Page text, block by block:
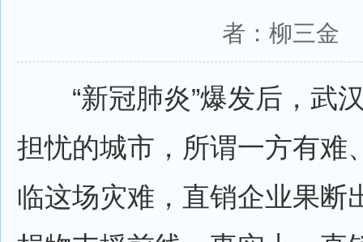
者：柳三金
“新冠肺炎”爆发后，武
担忧的城市，所谓一方有难
临这场灾难，直销企业果断